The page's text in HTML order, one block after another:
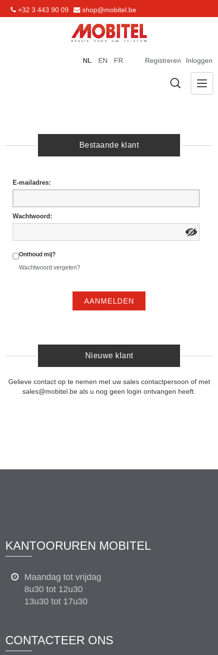
+32 3 443 90 09 shop@mobitel.be
Registreren Inloggen
NL EN FR
Bestaande klant
E-mailadres:
Wachtwoord:
Onthoud mij?
Wachtwoord vergeten?
AANMELDEN
Nieuwe klant
Gelieve contact op te nemen met uw sales contactpersoon of met
sales@mobitel.be als u nog geen login ontvangen heeft.
KANTOORUREN MOBITEL
Maandag tot vrijdag
8u30 tot 12u30
13u30 tot 17u30
CONTACTEER ONS